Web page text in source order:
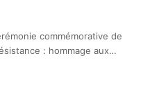
commémorative de
: hommage aux…